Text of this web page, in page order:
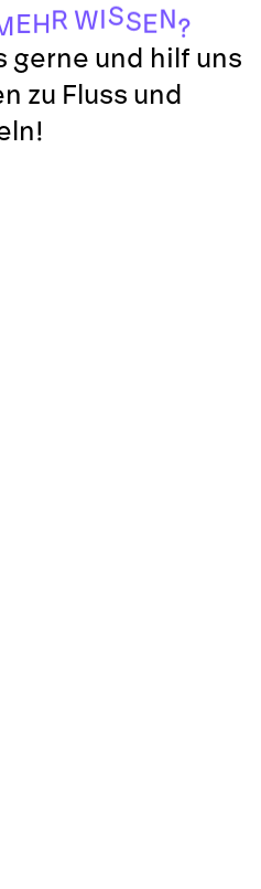
E H R W SS E N ?
gerne und hilf uns
zu Fluss und